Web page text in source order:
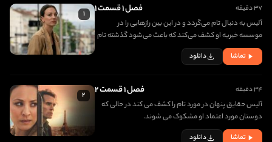
۳۷ دقیقه فصل ۱ قسمت ۱
آلیس به دنبال تام می‌گردد و در این بین رازهایی را در
موسسه خیریه او کشف می‌کند که باعث می‌شود گذشته تام
و آنچه فکر می‌کرد می‌داند را زیر سوال ببرد.
تماشا دانلود
۱
۳۴ دقیقه فصل ۱ قسمت ۲
آلیس حقایق پنهان در مورد تام را کشف می کند در حالی که
دوستان مورد اعتماد او مشکوک می شوند.
تماشا دانلود
۲